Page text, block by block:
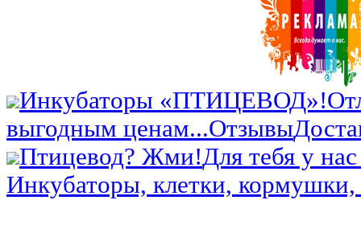
Инкубаторы «ПТИЦЕВОД»!
выгодным ценам...Отзывы
Птицевод? Жми!Для тебя у
Инкубаторы, клетки,